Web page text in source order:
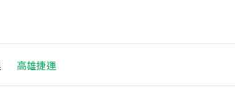
高雄捷運